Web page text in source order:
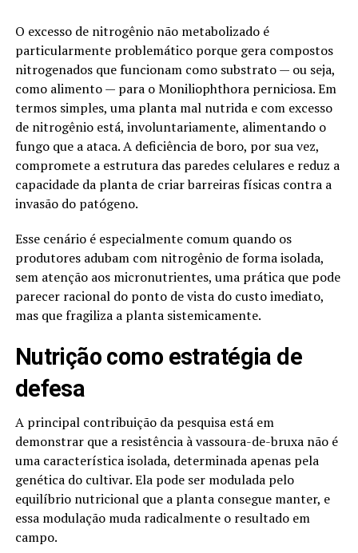
O excesso de nitrogênio não metabolizado é
particularmente problemático porque gera compostos
nitrogenados que funcionam como substrato — ou seja,
como alimento — para o Moniliophthora perniciosa. Em
termos simples, uma planta mal nutrida e com excesso
de nitrogênio está, involuntariamente, alimentando o
fungo que a ataca. A deficiência de boro, por sua vez,
compromete a estrutura das paredes celulares e reduz a
capacidade da planta de criar barreiras físicas contra a
invasão do patógeno.
Esse cenário é especialmente comum quando os
produtores adubam com nitrogênio de forma isolada,
sem atenção aos micronutrientes, uma prática que pode
parecer racional do ponto de vista do custo imediato,
mas que fragiliza a planta sistemicamente.
Nutrição como estratégia de
defesa
A principal contribuição da pesquisa está em
demonstrar que a resistência à vassoura-de-bruxa não é
uma característica isolada, determinada apenas pela
genética do cultivar. Ela pode ser modulada pelo
equilíbrio nutricional que a planta consegue manter, e
essa modulação muda radicalmente o resultado em
campo.